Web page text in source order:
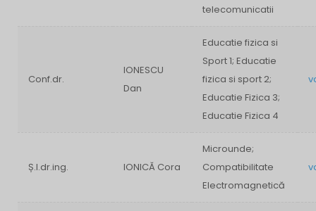
telecomunicatii
Conf.dr.
IONESCU
Dan
Educatie fizica si
Sport 1; Educatie
fizica si sport 2;
Educatie Fizica 3;
Educatie Fizica 4
Ș.l.dr.ing. IONICĂ Cora
Microunde;
Compatibilitate
Electromagnetică